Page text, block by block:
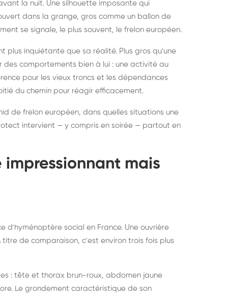
: éliminer
rats et
partout en France
la nuit. Une silhouette imposante qui
dans la grange, gros comme un ballon de
se signale, le plus souvent, le frelon européen.
inquiétante que sa réalité. Plus gros qu'une
comportements bien à lui : une activité au
pour les vieux troncs et les dépendances
du chemin pour réagir efficacement.
de frelon européen, dans quelles situations une
intervient — y compris en soirée — partout en
impressionnant mais
d'hyménoptère social en France. Une ouvrière
de comparaison, c'est environ trois fois plus
: tête et thorax brun-roux, abdomen jaune
Le grondement caractéristique de son